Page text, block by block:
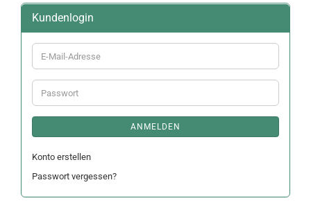
Kundenlogin
E-
Mail-
Adresse
Passwort
ANMELDEN
Konto erstellen
Passwort vergessen?